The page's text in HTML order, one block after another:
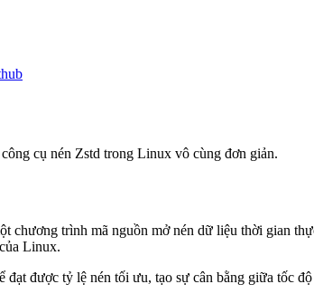
cụ nén Zstd trong Linux vô cùng đơn giản.
chương trình mã nguồn mở nén dữ liệu thời gian
Linux.
được tỷ lệ nén tối ưu, tạo sự cân bằng giữa tốc